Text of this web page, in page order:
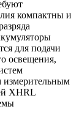
компактны и
для подачи
освещения,
измерительным
XHRL